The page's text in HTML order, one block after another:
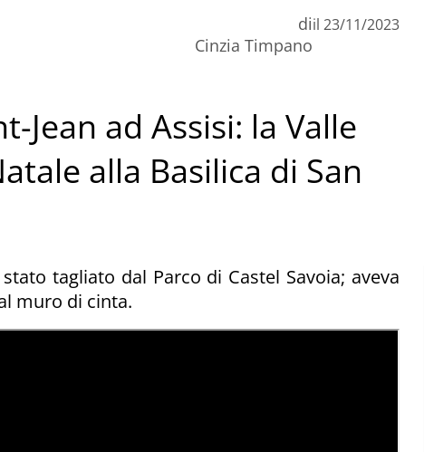
di
Cinzia Timpano
il 23/11/2023
Jean ad Assisi: la Valle
alla Basilica di San
tagliato dal Parco di Castel Savoia; aveva
muro di cinta.